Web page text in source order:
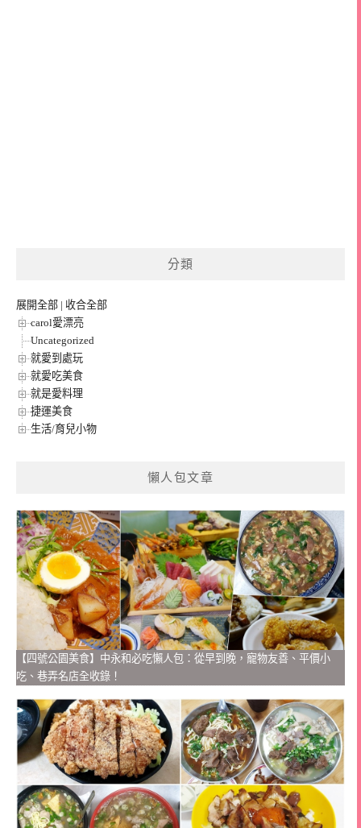
分類
展開全部 | 收合全部
carol愛漂亮
Uncategorized
就愛到處玩
就愛吃美食
就是愛料理
捷運美食
生活/育兒小物
懶人包文章
【四號公園美食】中永和必吃懶人包：從早到晚，寵物友善、平價小
吃、巷弄名店全收錄！